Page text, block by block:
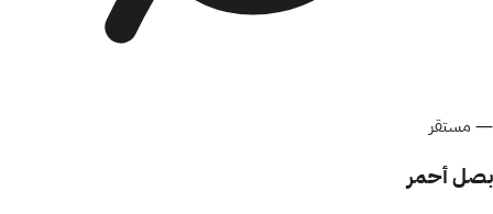
— مستقر
بصل أحمر